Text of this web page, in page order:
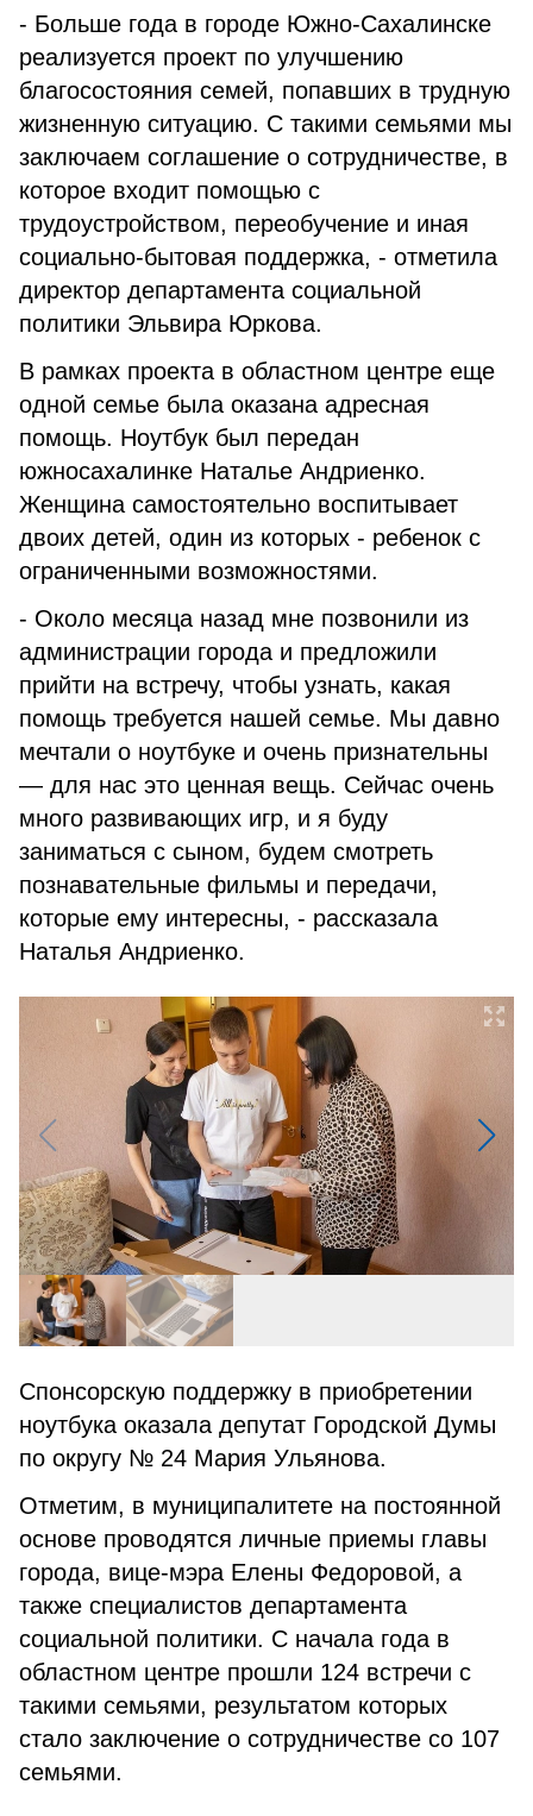
- Больше года в городе Южно-Сахалинске
реализуется проект по улучшению
благосостояния семей, попавших в трудную
жизненную ситуацию. С такими семьями мы
заключаем соглашение о сотрудничестве, в
которое входит помощью с
трудоустройством, переобучение и иная
социально-бытовая поддержка, - отметила
директор департамента социальной
политики Эльвира Юркова.
В рамках проекта в областном центре еще
одной семье была оказана адресная
помощь. Ноутбук был передан
южносахалинке Наталье Андриенко.
Женщина самостоятельно воспитывает
двоих детей, один из которых - ребенок с
ограниченными возможностями.
- Около месяца назад мне позвонили из
администрации города и предложили
прийти на встречу, чтобы узнать, какая
помощь требуется нашей семье. Мы давно
мечтали о ноутбуке и очень признательны
— для нас это ценная вещь. Сейчас очень
много развивающих игр, и я буду
заниматься с сыном, будем смотреть
познавательные фильмы и передачи,
которые ему интересны, - рассказала
Наталья Андриенко.
Спонсорскую поддержку в приобретении
ноутбука оказала депутат Городской Думы
по округу № 24 Мария Ульянова.
Отметим, в муниципалитете на постоянной
основе проводятся личные приемы главы
города, вице-мэра Елены Федоровой, а
также специалистов департамента
социальной политики. С начала года в
областном центре прошли 124 встречи с
такими семьями, результатом которых
стало заключение о сотрудничестве со 107
семьями.